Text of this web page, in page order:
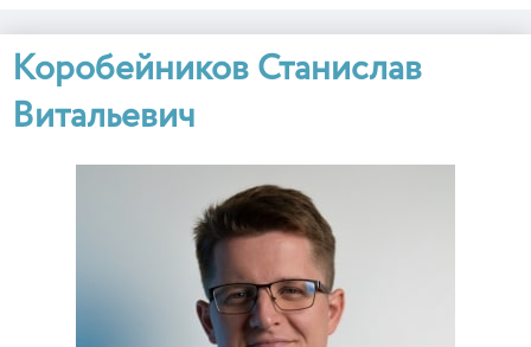
Коробейников Станислав
Витальевич